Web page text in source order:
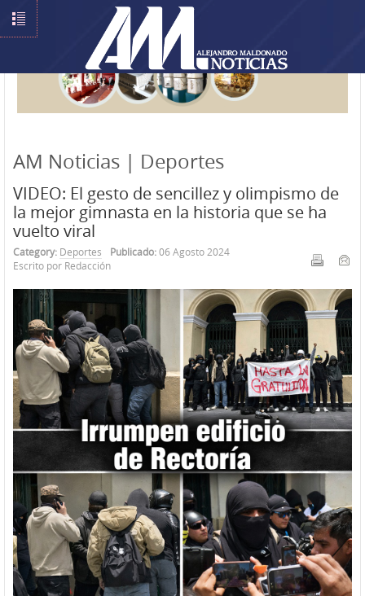
AM Noticias | Deportes
VIDEO: El gesto de sencillez y olimpismo de
la mejor gimnasta en la historia que se ha
vuelto viral
Category: Deportes Publicado:06 Agosto 2024
Escrito por Redacción